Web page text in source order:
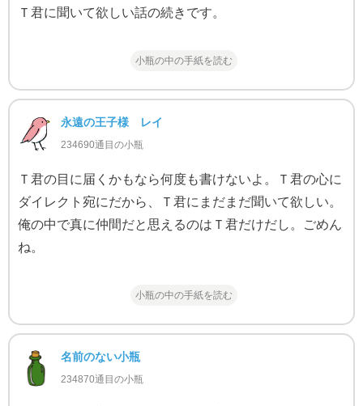
Ｔ君に聞いて欲しい話の続きです。
小瓶の中の手紙を読む
永遠の王子様 レイ
234690通目の小瓶
Ｔ君の目に届くかもなら何度も書けないよ。Ｔ君の心に
ダイレクト宛にだから、Ｔ君にまだまだ聞いて欲しい。
俺の中で真に仲間だと思えるのはＴ君だけだし。ごめん
ね。
小瓶の中の手紙を読む
名前のない小瓶
234870通目の小瓶